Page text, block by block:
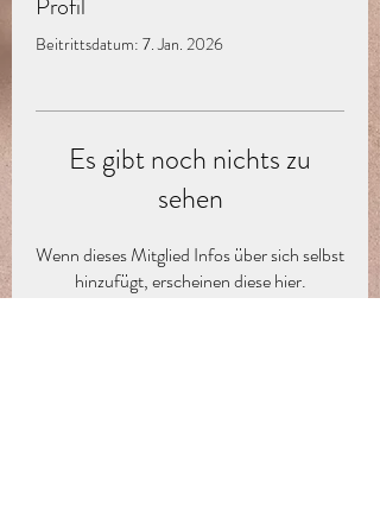
Beitrittsdatum: 7. Jan. 2026
Es gibt noch nichts zu
sehen
Wenn dieses Mitglied Infos über sich selbst
hinzufügt, erscheinen diese hier.